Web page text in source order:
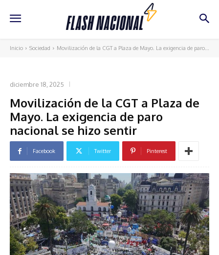
Inicio Sociedad Movilización de la CGT a Plaza de Mayo. La exigencia de paro...
diciembre 18, 2025
Movilización de la CGT a Plaza de
Mayo. La exigencia de paro
nacional se hizo sentir
Facebook Twitter Pinterest